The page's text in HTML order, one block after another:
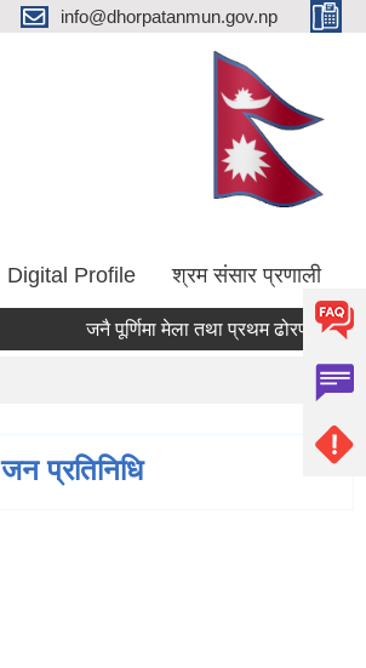
info@dhorpatanmun.gov.np
Digital Profile श्रम संसार प्रणाली
जनै पूर्णिमा मेला तथा प्रथम ढोरपाटन आलु
जन प्रतिनिधि